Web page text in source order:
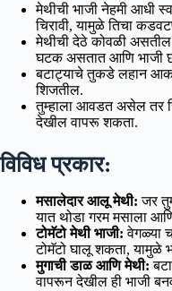
मेथीची भाजी नेहमी आधी
चिरावी, यामुळे तिचा
मेथीची देठे कोवळी असतील
घटक असतात आणि भाजी
बटाट्याचे तुकडे लहान
शिजतील.
तुम्हाला आवडत असेल तर
देखील वापरू शकता.
विविध प्रकार:
मसालेदार आलू मेथी: जर
यात थोडा गरम मसाला
टोमॅटो मेथी भाजी: वेगळ्या
टोमॅटो घालू शकता,
मुगाची डाळ आणि मेथी:
वापरून देखील ही भाजी